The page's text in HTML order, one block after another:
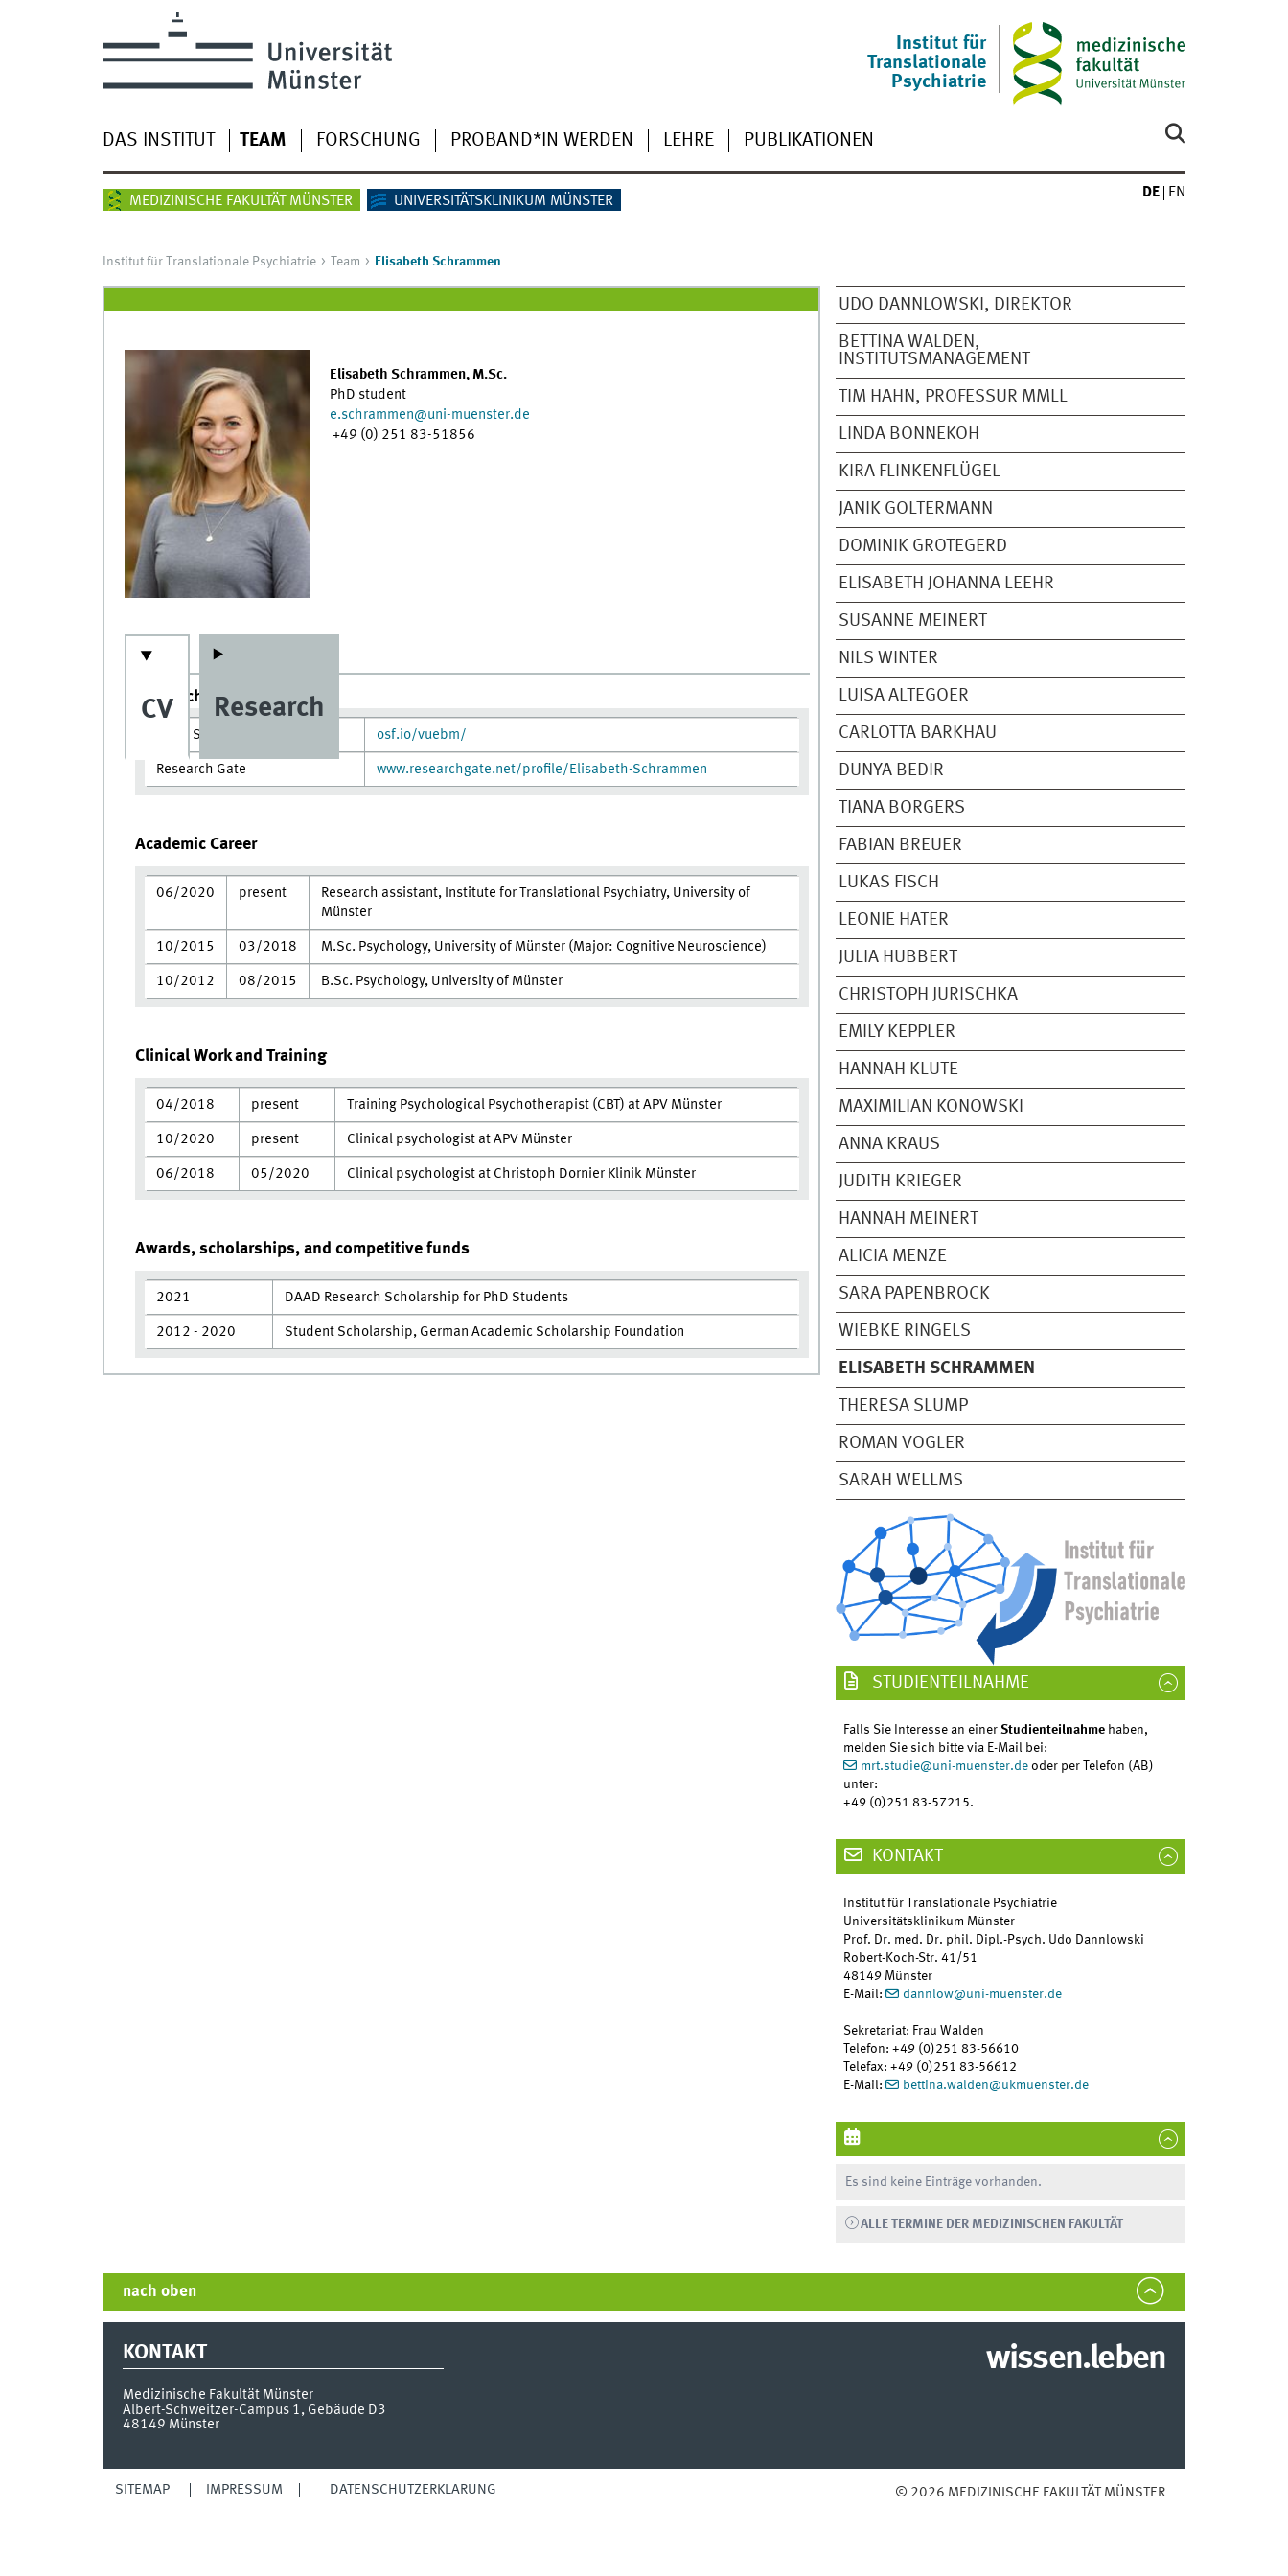
Institut für
Translationale
Psychiatrie
DAS INSTITUT TEAM FORSCHUNG PROBAND*IN WERDEN LEHRE PUBLIKATIONEN
MEDIZINISCHE FAKULTÄT MÜNSTER UNIVERSITÄTSKLINIKUM MÜNSTER
DE EN
Institut für Translationale Psychiatrie Team Elisabeth Schrammen
UDO DANNLOWSKI, DIREKTOR
BETTINA WALDEN,
INSTITUTSMANAGEMENT
TIM HAHN, PROFESSUR MMLL
LINDA BONNEKOH
KIRA FLINKENFLÜGEL
JANIK GOLTERMANN
DOMINIK GROTEGERD
ELISABETH JOHANNA LEEHR
SUSANNE MEINERT
NILS WINTER
LUISA ALTEGOER
CARLOTTA BARKHAU
DUNYA BEDIR
TIANA BORGERS
FABIAN BREUER
LUKAS FISCH
LEONIE HATER
JULIA HUBBERT
CHRISTOPH JURISCHKA
EMILY KEPPLER
HANNAH KLUTE
MAXIMILIAN KONOWSKI
ANNA KRAUS
JUDITH KRIEGER
HANNAH MEINERT
ALICIA MENZE
SARA PAPENBROCK
WIEBKE RINGELS
ELISABETH SCHRAMMEN
THERESA SLUMP
ROMAN VOGLER
SARAH WELLMS
Elisabeth Schrammen, M.Sc.
PhD student
e.schrammen@uni-muenster.de
+49 (0) 251 83-51856
CV
Research Profiles
Open Science Framework osf.io/vuebm/
Research Gate www.researchgate.net/profile/Elisabeth-Schrammen
Academic Career
06/2020 present
Research assistant, Institute for Translational Psychiatry, University of
Münster
10/2015 03/2018 M.Sc. Psychology, University of Münster (Major: Cognitive Neuroscience)
10/2012 08/2015 B.Sc. Psychology, University of Münster
Clinical Work and Training
04/2018 present Training Psychological Psychotherapist (CBT) at APV Münster
10/2020 present Clinical psychologist at APV Münster
06/2018 05/2020 Clinical psychologist at Christoph Dornier Klinik Münster
Awards, scholarships, and competitive funds
2021 DAAD Research Scholarship for PhD Students
2012 - 2020 Student Scholarship, German Academic Scholarship Foundation
Research
STUDIENTEILNAHME
Falls Sie Interesse an einerStudienteilnahme haben,
melden Sie sich bitte via E-Mail bei:
mrt.studie@uni-muenster.deoder per Telefon (AB)
unter:
+49 (0)251 83-57215.
KONTAKT
Institut für Translationale Psychiatrie
Universitätsklinikum Münster
Prof. Dr. med. Dr. phil. Dipl.-Psych. Udo Dannlowski
Robert-Koch-Str. 41/51
48149 Münster
E-Mail:
dannlow@uni-muenster.de
Sekretariat: Frau Walden
Telefon: +49 (0)251 83-56610
Telefax: +49 (0)251 83-56612
E-Mail:
bettina.walden@ukmuenster.de
Es sind keine Einträge vorhanden.
ALLE TERMINE DER MEDIZINISCHEN FAKULTÄT
nach oben
KONTAKT
Medizinische Fakultät Münster
Albert-Schweitzer-Campus 1, Gebäude D3
48149 Münster
wissen.leben
SITEMAP IMPRESSUM DATENSCHUTZERKLÄRUNG © 2026 MEDIZINISCHE FAKULTÄT MÜNSTER